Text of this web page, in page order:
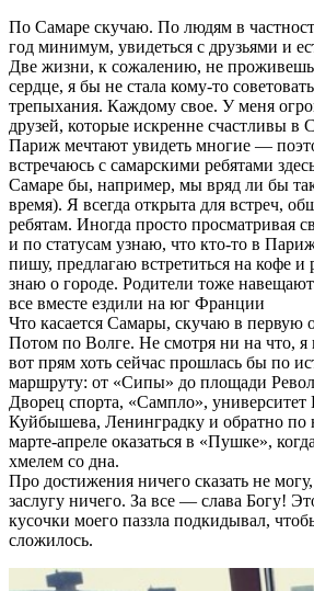
По Самаре скучаю. По людям в
год минимум, увидеться с друзьями и
Две жизни, к сожалению, не
сердце, я бы не стала кому-то
трепыхания. Каждому свое. У меня
друзей, которые искренне счастливы в
Париж мечтают увидеть многие —
встречаюсь с самарскими ребятами
Самаре бы, например, мы вряд ли бы
время). Я всегда открыта для встреч,
ребятам. Иногда просто просматривая
и по статусам узнаю, что кто-то в
пишу, предлагаю встретиться на кофе и
знаю о городе. Родители тоже
все вместе ездили на юг Франции
Что касается Самары, скучаю в первую
Потом по Волге. Не смотря ни на что,
вот прям хоть сейчас прошлась бы по
маршруту: от «Сипы» до площади
Дворец спорта, «Сампло»,
Куйбышева, Ленинградку и обратно по
марте-апреле оказаться в «Пушке»,
хмелем со дна.
Про достижения ничего сказать не
заслугу ничего. За все — слава Богу!
кусочки моего паззла подкидывал,
сложилось.